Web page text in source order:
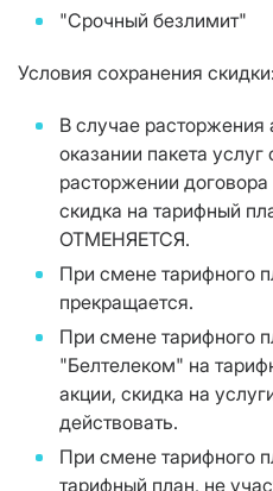
"Срочный безлимит"
Условия сохранения скидки:
В случае
оказании пакета
расторжении
скидка на тарифный
ОТМЕНЯЕТСЯ.
При смене тарифного
прекращается.
При смене тарифного
"Белтелеком" на
акции, скидка на
действовать.
При смене тарифного
тарифный план, не